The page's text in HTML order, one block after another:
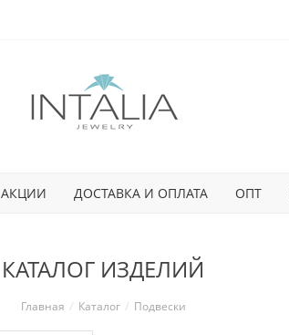
АКЦИИ ДОСТАВКА И ОПЛАТА ОПТ
КАТАЛОГ ИЗДЕЛИЙ
Главная Каталог Подвески